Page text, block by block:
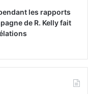
les rapports
de R. Kelly fait